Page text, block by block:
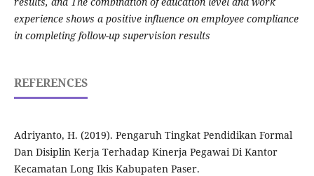
experience shows a positive influence on employee compliance
in completing follow-up supervision results
REFERENCES
Adriyanto, H. (2019). Pengaruh Tingkat Pendidikan Formal
Dan Disiplin Kerja Terhadap Kinerja Pegawai Di Kantor
Kecamatan Long Ikis Kabupaten Paser.